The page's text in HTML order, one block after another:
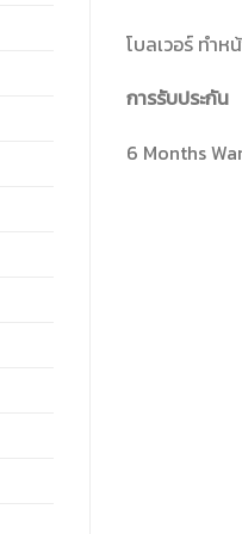
โบลเวอร์ ทำ
การรับประกัน
6 Months